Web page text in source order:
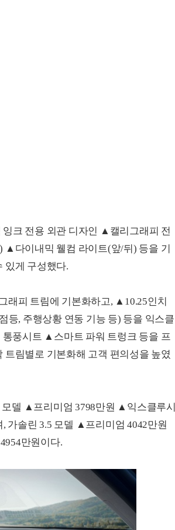
크 전용 외관 디자인 ▲캘리그래피 전
▲다이내믹 웰컴 라이트(앞/뒤) 등을 기
있게 구성했다.
래피 트림에 기본화하고, ▲10.25인치
등, 주행상황 연동 기능 등) 등을 익스클
풍시트 ▲스마트 파워 트렁크 등을 프
림별로 기본화해 고객 편의성을 높였
모델 ▲프리미엄 3798만원 ▲익스클루시
가솔린 3.5 모델 ▲프리미엄 4042만원
만원이다.